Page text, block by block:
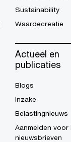
Sustainability
Waardecreatie
Actueel en
publicaties
Blogs
Inzake
Belastingnieuws
Aanmelden voor
nieuwsbrieven